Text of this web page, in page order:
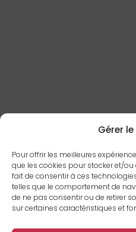
Gérer
Pour offrir les meilleures
que les cookies pour stocker et/
fait de consentir à ces
telles que le comportement de
de ne pas consentir ou de retirer
sur certaines caractéristiques et